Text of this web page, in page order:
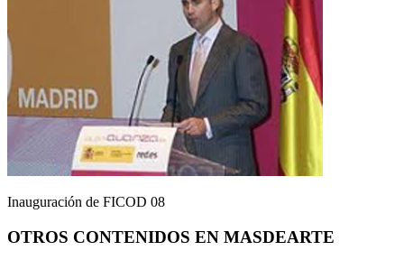
Inauguración de FICOD 08
OTROS CONTENIDOS EN MASDEARTE